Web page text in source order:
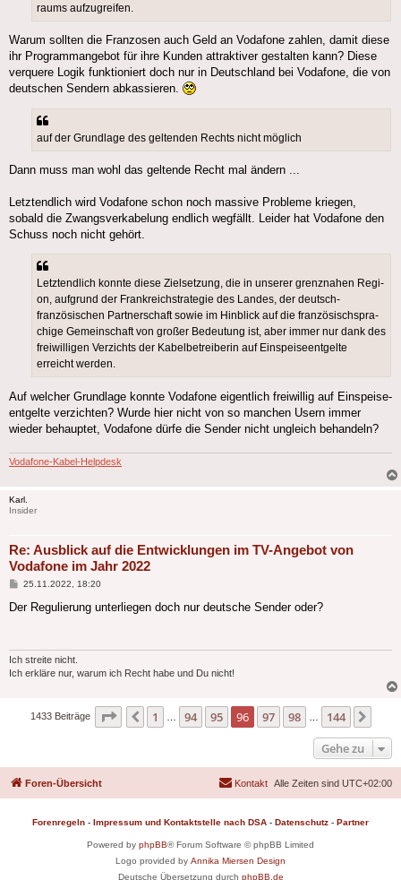
raums aufzugreifen.
Warum sollten die Franzosen auch Geld an Vodafone zahlen, damit diese
ihr Programmangebot für ihre Kunden attraktiver gestalten kann? Diese
verquere Logik funktioniert doch nur in Deutschland bei Vodafone, die von
deutschen Sendern abkassieren.
auf der Grund­la­ge des gel­ten­den Rechts nicht möglich
Dann muss man wohl das geltende Recht mal ändern ...
Letztendlich wird Vodafone schon noch massive Probleme kriegen,
sobald die Zwangsverkabelung endlich wegfällt. Leider hat Vodafone den
Schuss noch nicht gehört.
Letzt­end­lich konn­te die­se Ziel­set­zung, die in unse­rer grenz­na­hen Regi­
on, auf­grund der Frank­reich­stra­te­gie des Lan­des, der deutsch-
französischen Part­ner­schaft sowie im Hin­blick auf die fran­zö­sisch­spra­
chi­ge Gemein­schaft von gro­ßer Bedeu­tung ist, aber immer nur dank des
frei­wil­li­gen Ver­zichts der Kabel­be­trei­be­rin auf Ein­spei­se­ent­gel­te
erreicht wer­den.
Auf welcher Grundlage konnte Vodafone eigentlich freiwillig auf Ein­spei­se­
ent­gel­te verzichten? Wurde hier nicht von so manchen Usern immer
wieder behauptet, Vodafone dürfe die Sender nicht ungleich behandeln?
Vodafone-Kabel-Helpdesk
Karl.
Insider
Re: Ausblick auf die Entwicklungen im TV-Angebot von
Vodafone im Jahr 2022
Beitrag
25.11.2022, 18:20
Der Regulierung unterliegen doch nur deutsche Sender oder?
Ich streite nicht.
Ich erkläre nur, warum ich Recht habe und Du nicht!
1433 Beiträge Seite 96 von144
Vorherige
1 94 95 96 97 98 144
Gehe zu
Foren-Übersicht Alle Zeiten sind UTC+02:00
Kontakt
Forenregeln - Impressum und Kontaktstelle nach DSA - Datenschutz - Partner
Powered by phpBB® Forum Software © phpBB Limited
Logo provided by Annika Miersen Design
Deutsche Übersetzung durch phpBB.de